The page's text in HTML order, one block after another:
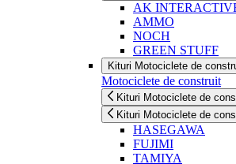
AK
AMMO
NOCH
GREEN STUFF
Kituri Motociclete de
Motociclete de construit
Kituri Motociclete de
Kituri Motociclete de
HASEGAWA
FUJIMI
TAMIYA